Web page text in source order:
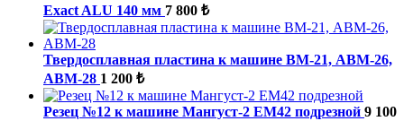
Exact ALU 140 мм 7 800 ₺
Твердосплавная пластина к машине ВМ-21, ABM-26,
ABM-28 1 200 ₺
Резец №12 к машине Мангуст-2 ЕМ42 подрезной 9 100